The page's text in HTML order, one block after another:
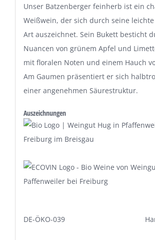
Unser Batzenberger feinherb ist ein
Weißwein, der sich durch seine
Art auszeichnet. Sein Bukett besticht
Nuancen von grünem Apfel und
mit floralen Noten und einem Hauch
Am Gaumen präsentiert er sich
einer angenehmen Säurestruktur.
Auszeichnungen
DE-ÖKO-039